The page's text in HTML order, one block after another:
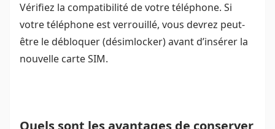
Vérifiez la compatibilité de votre téléphone. Si
votre téléphone est verrouillé, vous devrez peut-
être le débloquer (désimlocker) avant d’insérer la
nouvelle carte SIM.